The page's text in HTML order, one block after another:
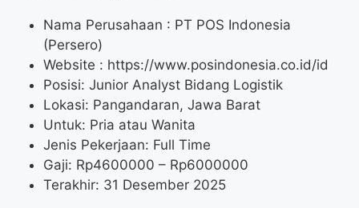
Nama Perusahaan : PT POS Indonesia
(Persero)
Website : https://www.posindonesia.co.id/id
Posisi: Junior Analyst Bidang Logistik
Lokasi: Pangandaran, Jawa Barat
Untuk: Pria atau Wanita
Jenis Pekerjaan: Full Time
Gaji: Rp4600000 – Rp6000000
Terakhir: 31 Desember 2025